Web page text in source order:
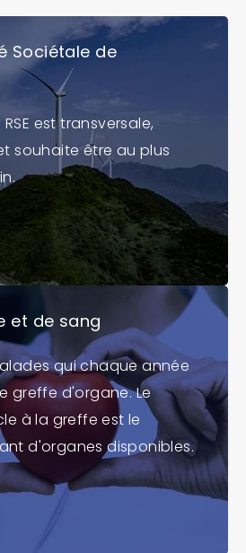
Sociétale de
est transversale,
souhaite être au plus
et de sang
qui chaque année
greffe d'organe. Le
à la greffe est le
d'organes disponibles.